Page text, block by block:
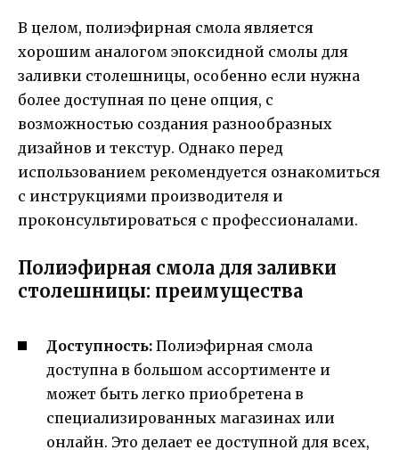
В целом, полиэфирная смола является
хорошим аналогом эпоксидной смолы для
заливки столешницы, особенно если нужна
более доступная по цене опция, с
возможностью создания разнообразных
дизайнов и текстур. Однако перед
использованием рекомендуется ознакомиться
с инструкциями производителя и
проконсультироваться с профессионалами.
Полиэфирная смола для заливки
столешницы: преимущества
Доступность: Полиэфирная смола
доступна в большом ассортименте и
может быть легко приобретена в
специализированных магазинах или
онлайн. Это делает ее доступной для всех,